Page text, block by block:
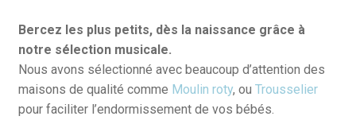
Bercez les plus petits, dès la naissance grâce à
notre sélection musicale.
Nous avons sélectionné avec beaucoup d’attention des
maisons de qualité comme Moulin roty, ou Trousselier
pour faciliter l’endormissement de vos bébés.